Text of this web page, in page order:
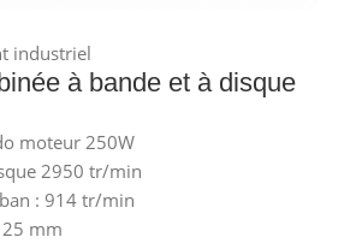
industriel
à bande et à disque
moteur 250W
2950 tr/min
: 914 tr/min
mm